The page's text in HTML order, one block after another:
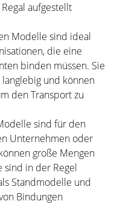
aufgestellt
Modelle sind ideal
die eine
binden müssen. Sie
und können
den Transport zu
sind für den
Unternehmen oder
große Mengen
sind in der Regel
Standmodelle und
Bindungen